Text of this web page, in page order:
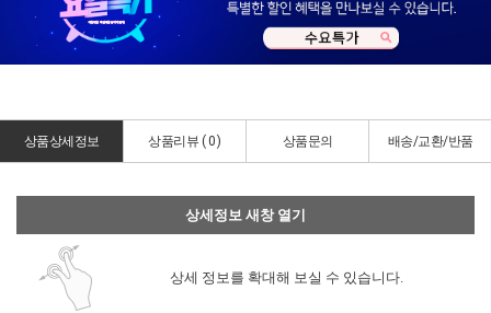
상품상세정보 상품리뷰 (0) 상품문의 배송/교환/반품
상세정보 새창 열기
상세 정보를 확대해 보실 수 있습니다.